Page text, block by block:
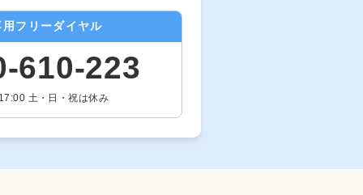
フリーダイヤル
610-223
土・日・祝は休み